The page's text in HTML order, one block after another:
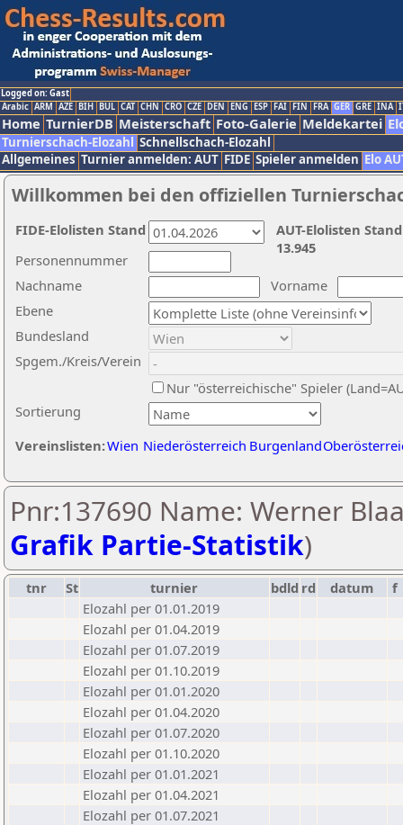
Logged on: Gast
Arabic ARM AZE BIH BUL CAT CHN CRO CZE DEN ENG ESP FAI FIN FRA GER GRE INA
Home TurnierDB Meisterschaft Foto-Galerie Meldekartei
Turnierschach-Elozahl Schnellschach-Elozahl
Allgemeines Turnier anmelden: AUT FIDE Spieler anmelden Elo
Willkommen bei den offiziellen
Nachname
Vorname
Ebene
Sortierung
Personennummer
Bundesland
Spgem./Kreis/Verein
Nur "österreichische" Spieler
Vereinslisten:Wien Niederösterreich Burgenland
AUT-Elolisten
13.945
FIDE-Elolisten Stand
Pnr:137690 Name: Werner
Grafik Partie-Statistik)
tnr St turnier bdld rd datum
f
Elozahl per 01.01.2019
Elozahl per 01.04.2019
Elozahl per 01.07.2019
Elozahl per 01.10.2019
Elozahl per 01.01.2020
Elozahl per 01.04.2020
Elozahl per 01.07.2020
Elozahl per 01.10.2020
Elozahl per 01.01.2021
Elozahl per 01.04.2021
Elozahl per 01.07.2021